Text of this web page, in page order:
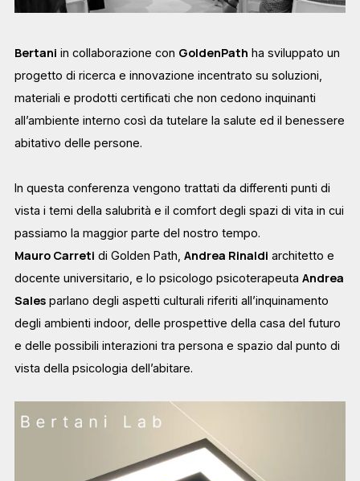
Bertani in collaborazione con GoldenPath ha sviluppato un
progetto di ricerca e innovazione incentrato su soluzioni,
materiali e prodotti certificati che non cedono inquinanti
all’ambiente interno così da tutelare la salute ed il benessere
abitativo delle persone.
In questa conferenza vengono trattati da differenti punti di
vista i temi della salubrità e il comfort degli spazi di vita in cui
passiamo la maggior parte del nostro tempo.
Mauro Carreti di Golden Path, Andrea Rinaldi architetto e
docente universitario, e lo psicologo psicoterapeuta Andrea
Sales parlano degli aspetti culturali riferiti all’inquinamento
degli ambienti indoor, delle prospettive della casa del futuro
e delle possibili interazioni tra persona e spazio dal punto di
vista della psicologia dell’abitare.